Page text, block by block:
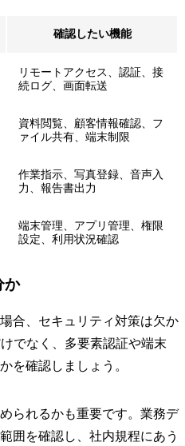
確認したい機能
リモートアクセス、認証、接
続ログ、画面転送
資料閲覧、顧客情報確認、フ
ァイル共有、端末制限
作業指示、写真登録、音声入
力、報告書出力
端末管理、アプリ管理、権限
設定、利用状況確認
か
合、セキュリティ対策は欠か
でなく、多要素認証や端末
を確認しましょう。
られるかも重要です。業務デ
囲を確認し、社内規程にあう